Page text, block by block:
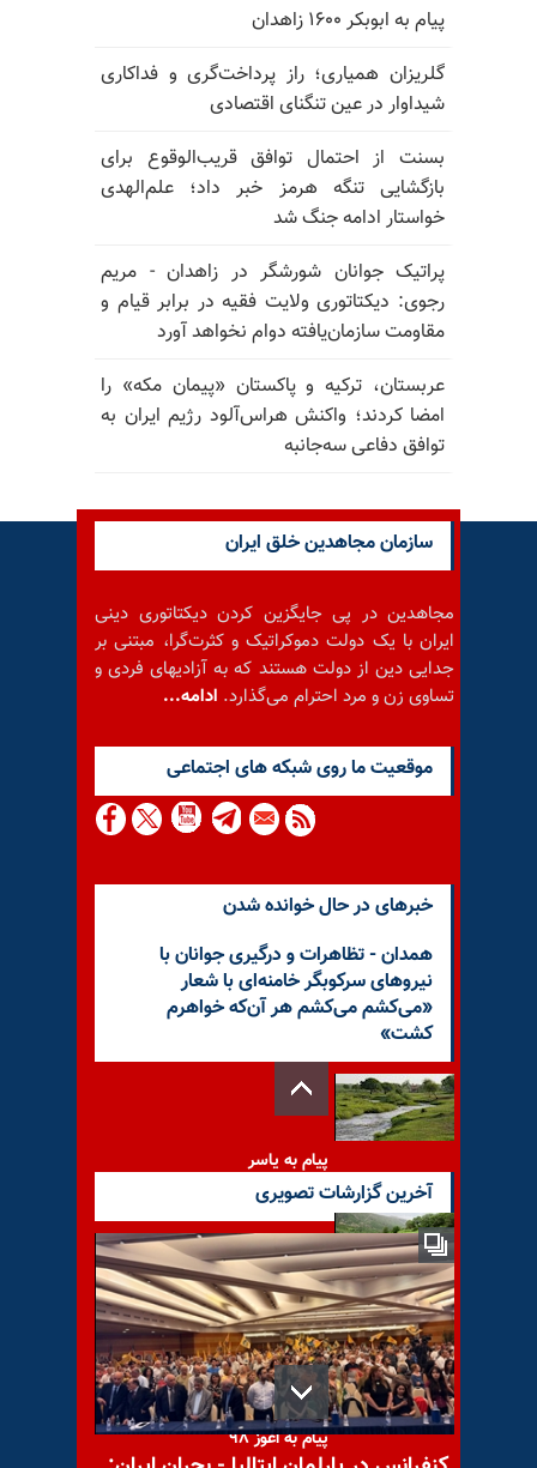
پیام به ابوبکر ۱۶۰۰ زاهدان
گلریزان همیاری؛ راز پرداخت‌گری و فداکاری
شیداوار در عین تنگنای اقتصادی
بسنت از احتمال توافق قریب‌الوقوع برای
بازگشایی تنگه هرمز خبر داد؛ علم‌الهدی
خواستار ادامه جنگ شد
پراتیک جوانان شورشگر در زاهدان - مریم
رجوی: دیکتاتوری ولایت فقیه در برابر قیام و
مقاومت سازمان‌یافته دوام نخواهد آورد
عربستان، ترکیه و پاکستان «پیمان مکه» را
امضا کردند؛ واکنش هراس‌آلود رژیم ایران به
توافق دفاعی سه‌جانبه
سازمان مجاهدین خلق ایران
مجاهدین در پی جایگزین کردن دیکتاتوری دینی
ایران با یک دولت دموکراتیک و کثرت‌گرا، مبتنی بر
جدایی دین از دولت هستند که به آزادیهای فردی و
تساوی زن و مرد احترام می‌گذارد. ادامه...
موقعيت ما روى شبكه هاى اجتماعى
خبرهای در حال خوانده شدن
همدان - تظاهرات و درگیری جوانان با
نیروهای سرکوبگر خامنه‌ای با شعار
«می‌کشم می‌کشم هر آن‌که خواهرم
کشت»
پیام به یاسر
پیام به سلام از سراوان
پیام به اغوز ۹۸
آخرین گزارشات تصویری